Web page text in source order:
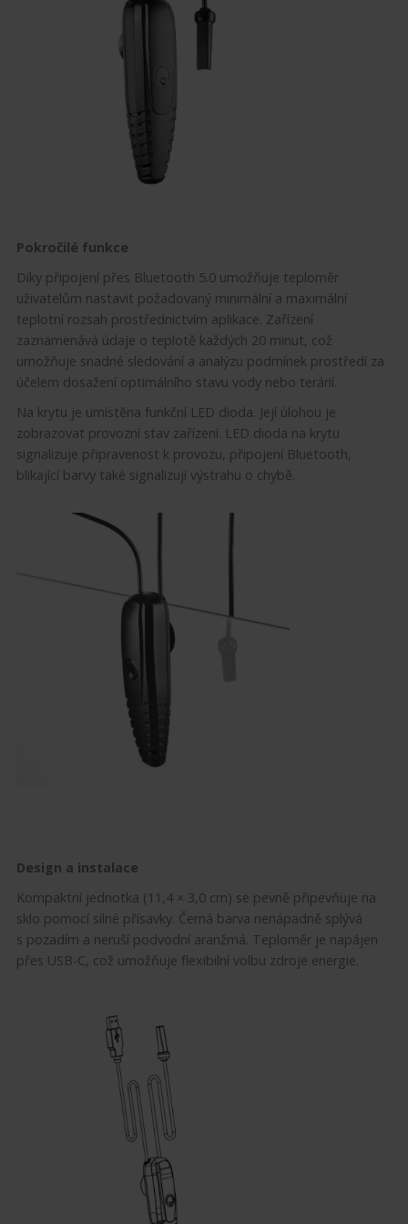
Pokročilé funkce
Díky připojení přes Bluetooth 5.0 umožňuje teploměr
uživatelům nastavit požadovaný minimální a maximální
teplotní rozsah prostřednictvím aplikace. Zařízení
zaznamenává údaje o teplotě každých 20 minut, což
umožňuje snadné sledování a analýzu podmínek prostředí za
účelem dosažení optimálního stavu vody nebo terárií.
Na krytu je umístěna funkční LED dioda. Její úlohou je
zobrazovat provozní stav zařízení. LED dioda na krytu
signalizuje připravenost k provozu, připojení Bluetooth,
blikající barvy také signalizují výstrahu o chybě.
Design a instalace
Kompaktní jednotka (11,4 × 3,0 cm) se pevně připevňuje na
sklo pomocí silné přísavky. Černá barva nenápadně splývá
s pozadím a neruší podvodní aranžmá. Teploměr je napájen
přes USB-C, což umožňuje flexibilní volbu zdroje energie.